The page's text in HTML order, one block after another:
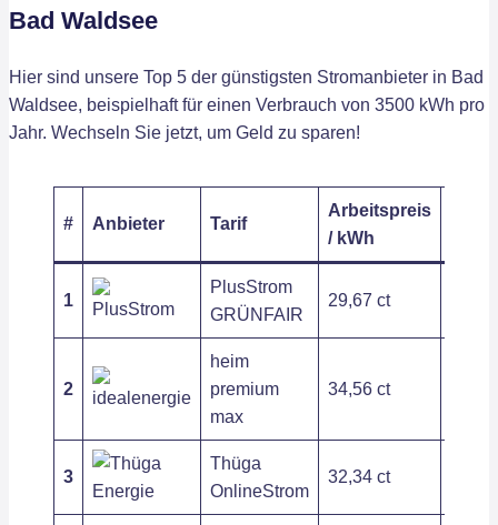
Bad Waldsee
Hier sind unsere Top 5 der günstigsten Stromanbieter in Bad
Waldsee, beispielhaft für einen Verbrauch von 3500 kWh pro
Jahr. Wechseln Sie jetzt, um Geld zu sparen!
# Anbieter Tarif
Arbeitspreis
/ kWh
1
PlusStrom
GRÜNFAIR
29,67 ct
2
heim
premium
max
34,56 ct
3
Thüga
OnlineStrom
32,34 ct